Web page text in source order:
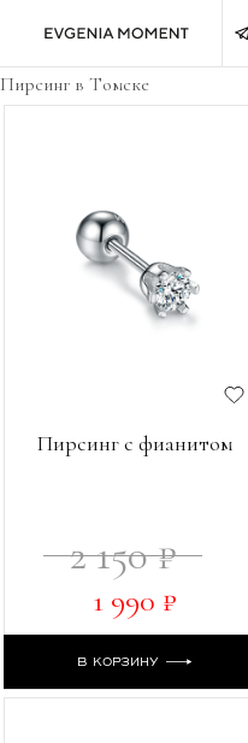
Пирсинг в Tомске
Пирсинг с фианитом
2 150 ₽
1 990 ₽
В КОРЗИНУ